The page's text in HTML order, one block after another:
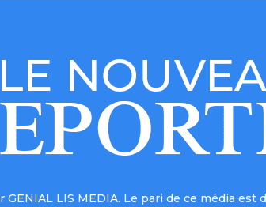
LIS MEDIA. Le pari de ce média